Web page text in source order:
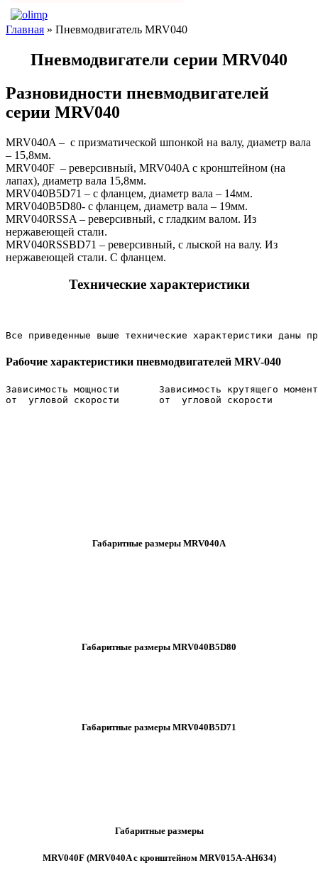
Главная » Пневмодвигатель MRV040
Пневмодвигатели серии MRV040
Разновидности пневмодвигателей
серии MRV040
MRV040A – с призматической шпонкой на валу, диаметр вала
– 15,8мм.
MRV040F – реверсивный, MRV040A с кронштейном (на
лапах), диаметр вала 15,8мм.
MRV040B5D71 – с фланцем, диаметр вала – 14мм.
MRV040B5D80- с фланцем, диаметр вала – 19мм.
MRV040RSSA – реверсивный, с гладким валом. Из
нержавеющей стали.
MRV040RSSBD71 – реверсивный, с лыской на валу. Из
нержавеющей стали. С фланцем.
Технические характеристики
Все приведенные выше технические характеристики даны
Рабочие характеристики пневмодвигателей MRV-040
Зависимость мощности       Зависимость крутящего
Габаритные размеры MRV040A
Габаритные размеры MRV040B5D80
Габаритные размеры MRV040B5D71
Габаритные размеры
MRV040F (MRV040A с кронштейном MRV015A-AH634)